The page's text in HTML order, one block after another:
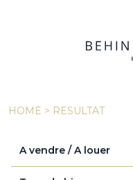
HOME > RESULTAT